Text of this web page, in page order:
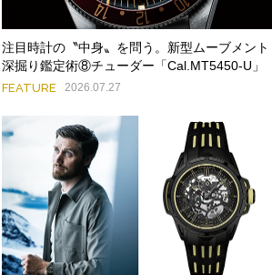
注目時計の〝中身〟を問う。新型ムーブメント
深掘り鑑定術⑧チューダー「Cal.MT5450-U」
FEATURE 2026.07.27